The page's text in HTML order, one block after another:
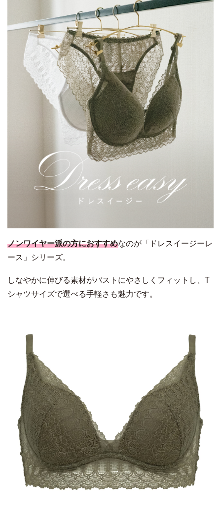
ノンワイヤー派の方におすすめなのが「ドレスイージーレ
ース」シリーズ。
しなやかに伸びる素材がバストにやさしくフィットし、T
シャツサイズで選べる手軽さも魅力です。